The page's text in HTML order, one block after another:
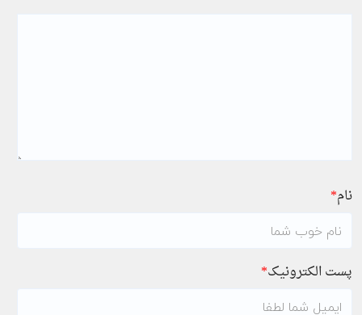
نام*
پست الکترونیک*